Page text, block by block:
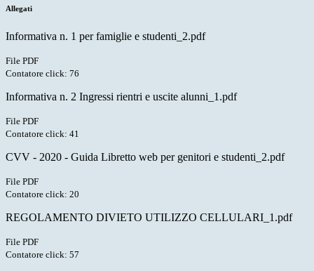
Allegati
Informativa n. 1 per famiglie e studenti_2.pdf
File PDF
Contatore click: 76
Informativa n. 2 Ingressi rientri e uscite alunni_1.pdf
File PDF
Contatore click: 41
CVV - 2020 - Guida Libretto web per genitori e studenti_2.pdf
File PDF
Contatore click: 20
REGOLAMENTO DIVIETO UTILIZZO CELLULARI_1.pdf
File PDF
Contatore click: 57